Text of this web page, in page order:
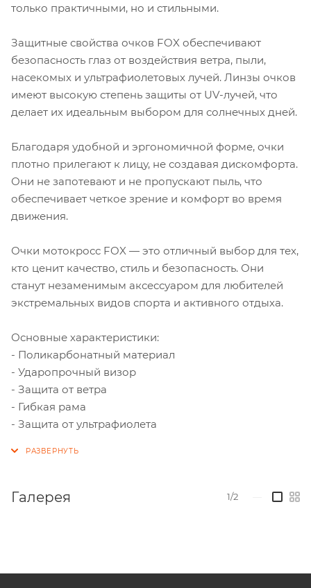
только практичными, но и стильными.
Защитные свойства очков FOX обеспечивают
безопасность глаз от воздействия ветра, пыли,
насекомых и ультрафиолетовых лучей. Линзы очков
имеют высокую степень защиты от UV-лучей, что
делает их идеальным выбором для солнечных дней.
Благодаря удобной и эргономичной форме, очки
плотно прилегают к лицу, не создавая дискомфорта.
Они не запотевают и не пропускают пыль, что
обеспечивает четкое зрение и комфорт во время
движения.
Очки мотокросс FOX — это отличный выбор для тех,
кто ценит качество, стиль и безопасность. Они
станут незаменимым аксессуаром для любителей
экстремальных видов спорта и активного отдыха.
Основные характеристики:
- Поликарбонатный материал
- Ударопрочный визор
- Защита от ветра
- Гибкая рама
- Защита от ультрафиолета
Галерея 1/2